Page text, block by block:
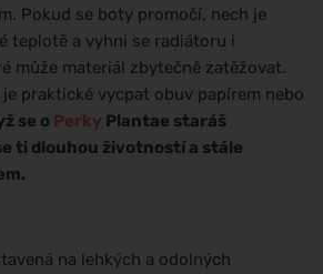
Pokud se boty promočí, nech je
teplotě a vyhni se radiátoru i
může materiál zbytečně zatěžovat.
praktické vycpat obuv papírem nebo
se o Perky Plantae staráš
ti dlouhou životností a stále
na lehkých a odolných